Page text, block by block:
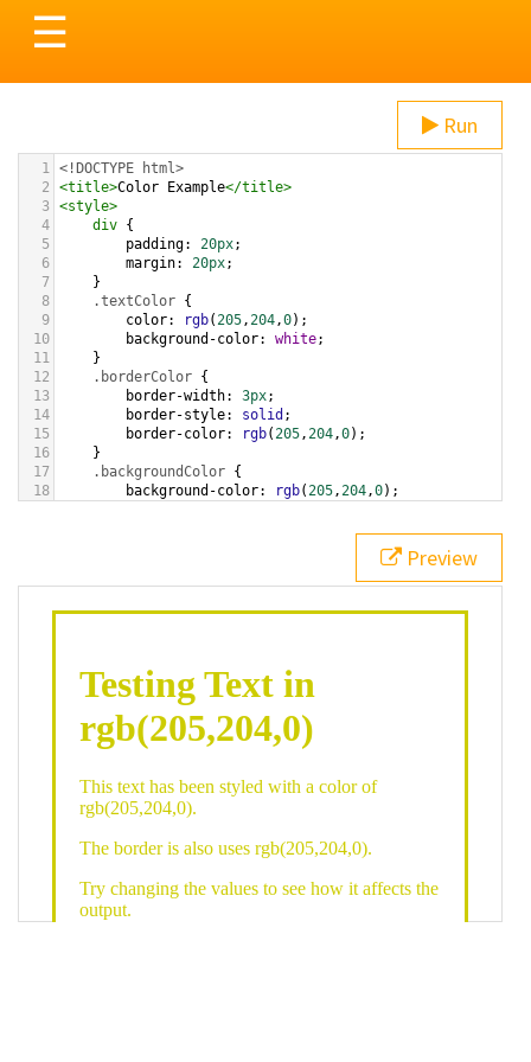
Toggle
navigation
☰
Run
1 <!DOCTYPE html>
2
<title>Color Example</title>
3 <style>
4
div {
5
padding: 20px;
6
margin: 20px;
7
}
8
.textColor {
9
color: rgb(205,204,0);
10
background-color: white;
11
}
12
.borderColor {
13
border-width: 3px;
14
border-style: solid ;
15
border-color: rgb(205,204,0);
16
}
17
.backgroundColor {
18
background-color: rgb(205,204,0);
bottom ,
white, rgb(205,204,0));
div class="textColor borderColor"
< h1>Testing Text in rgb(205,204,0)
Preview